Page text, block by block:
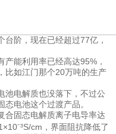
阶，现在已经超过77亿，
能利用率已经高达95%，
比如江门那个20万吨的生产
电解质也没落下，不过公
电池这个过渡产品。
固态电解质离子电导率达
cm，界面阻抗降低了